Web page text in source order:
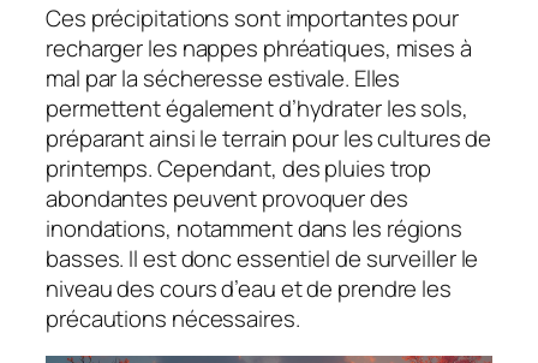
Ces précipitations sont importantes pour
recharger les nappes phréatiques, mises à
mal par la sécheresse estivale. Elles
permettent également d’hydrater les sols,
préparant ainsi le terrain pour les cultures de
printemps. Cependant, des pluies trop
abondantes peuvent provoquer des
inondations, notamment dans les régions
basses. Il est donc essentiel de surveiller le
niveau des cours d’eau et de prendre les
précautions nécessaires.